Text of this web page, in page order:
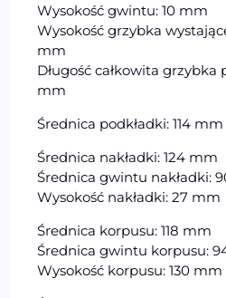
Wysokość gwintu: 10 mm
Wysokość grzybka
mm
Długość całkowita grzybka
mm
Średnica podkładki: 114 mm
Średnica nakładki: 124 mm
Średnica gwintu nakładki:
Wysokość nakładki: 27 mm
Średnica korpusu: 118 mm
Średnica gwintu korpusu:
Wysokość korpusu: 130 mm